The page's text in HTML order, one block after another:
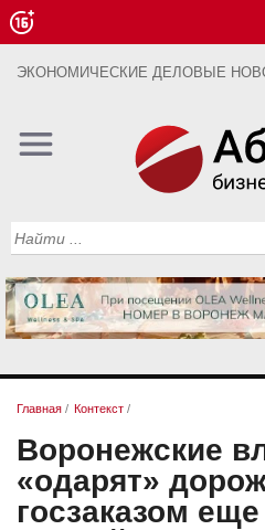
ЭКОНОМИЧЕСКИЕ ДЕЛОВЫЕ
Главная / Контекст /
Воронежские
«одарят»
госзаказом